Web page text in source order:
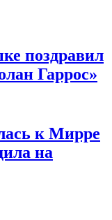
поздравил
Гаррос»
к Мирре
на